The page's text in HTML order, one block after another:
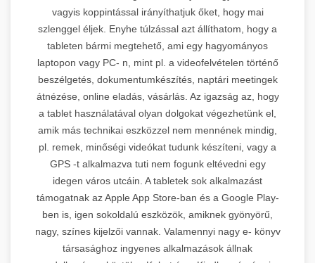
vagyis koppintással irányíthatjuk őket, hogy mai
szlenggel éljek. Enyhe túlzással azt állíthatom, hogy a
tableten bármi megtehető, ami egy hagyományos
laptopon vagy PC- n, mint pl. a videofelvételen történő
beszélgetés, dokumentumkészítés, naptári meetingek
átnézése, online eladás, vásárlás. Az igazság az, hogy
a tablet használatával olyan dolgokat végezhetünk el,
amik más technikai eszközzel nem mennének mindig,
pl. remek, minőségi videókat tudunk készíteni, vagy a
GPS -t alkalmazva tuti nem fogunk eltévedni egy
idegen város utcáin. A tabletek sok alkalmazást
támogatnak az Apple App Store-ban és a Google Play-
ben is, igen sokoldalú eszközök, amiknek gyönyörű,
nagy, színes kijelzői vannak. Valamennyi nagy e- könyv
társasághoz ingyenes alkalmazások állnak